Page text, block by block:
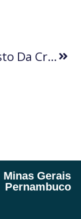
O Custo Da Criança Não Pertencer Nos Estados Unidos (por Jessica Gabrielzyk)
Minas Gerais
Pernambuco